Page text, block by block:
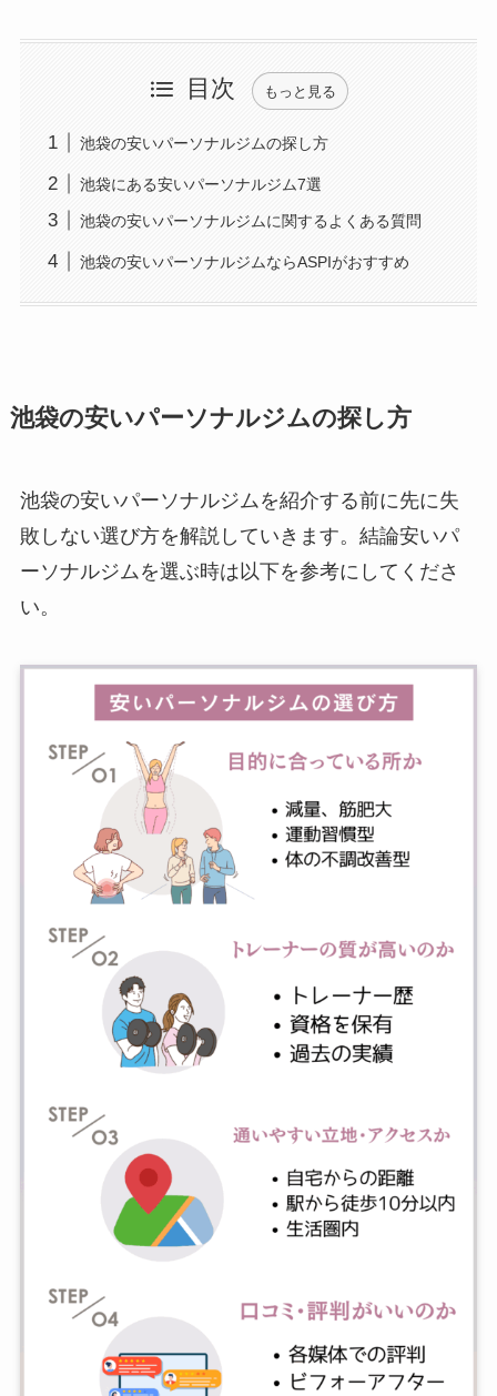
目次 もっと見る
池袋の安いパーソナルジムの探し方
池袋にある安いパーソナルジム7選
池袋の安いパーソナルジムに関するよくある質問
池袋の安いパーソナルジムならASPIがおすすめ
池袋の安いパーソナルジムの探し方
池袋の安いパーソナルジムを紹介する前に先に失
敗しない選び方を解説していきます。結論安いパ
ーソナルジムを選ぶ時は以下を参考にしてくださ
い。